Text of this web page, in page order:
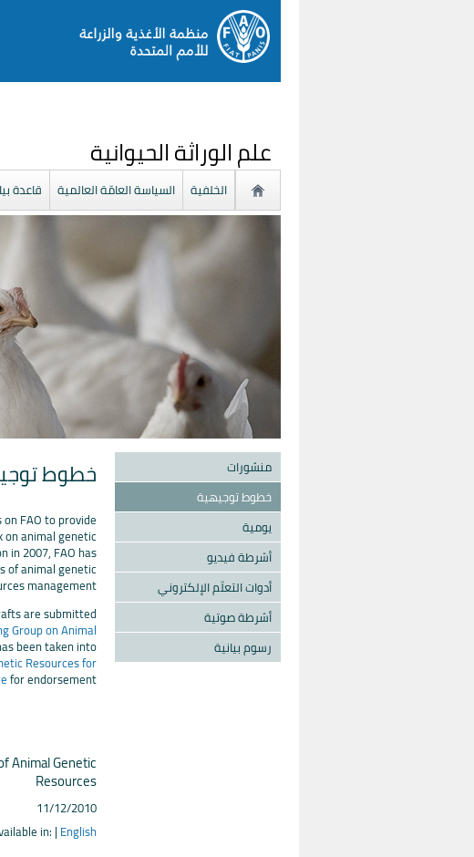
علم الوراثة الحيوانية
الخلفية السياسة العامّة العالمية قاعدة
منشورات
خطوط توجيهية
يومية
أشرطة فيديو
أدوات التعلّم الإلكتروني
أشرطة صوتية
رسوم بيانية
خطوط
on FAO to provide
animal genetic
in 2007, FAO has
of animal genetic
management.
are submitted
Group on Animal
been taken into
Resources for
for endorsement.
Animal Genetic
Resources
11/12/2010
in: English